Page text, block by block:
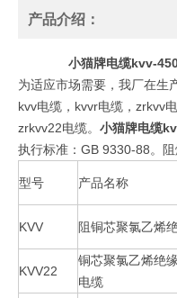
产品介绍：
小猫牌电缆kvv-
为适应市场需要，我厂在生
kvv电缆，kvvr电缆，zrkvv
zrkvv22电缆。 小猫牌电缆
执行标准：GB 9330-88。
型号 产品名称
KVV 阻铜芯聚氯乙烯
KVV22
铜芯聚氯乙烯绝
电缆